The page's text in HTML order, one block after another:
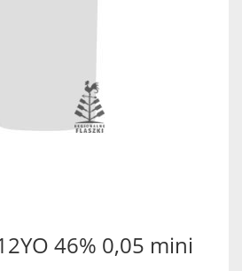
46% 0,05 mini